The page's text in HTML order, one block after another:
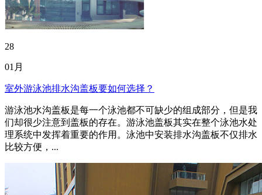
28
01月
室外游泳池排水沟盖板要如何选择？
游泳池水沟盖板是每一个泳池都不可缺少的组成部分，但是我
们却很少注意到盖板的存在。游泳池盖板其实在整个泳池水处
理系统中发挥着重要的作用。泳池中安装排水沟盖板不仅排水
比较方便，...